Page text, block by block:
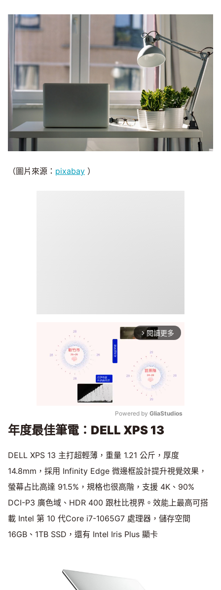
（圖片來源： pixabay ）
arrow_forward_ios 閱讀更多
Mute
Powered by GliaStudios
年度最佳筆電：DELL XPS 13
DELL XPS 13 主打超輕薄，重量 1.21 公斤，厚度
14.8mm，採用 Infinity Edge 微邊框設計提升視覺效果，
螢幕占比高達 91.5%，規格也很高階，支援 4K、90%
DCI-P3 廣色域、HDR 400 跟杜比視界。效能上最高可搭
載 Intel 第 10 代Core i7-1065G7 處理器，儲存空間
16GB、1TB SSD，還有 Intel Iris Plus 顯卡